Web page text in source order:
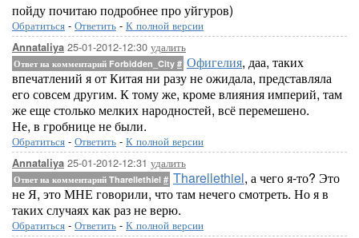
пойду почитаю подробнее про уйгуров)
Обратиться - Ответить - К полной версии
Annataliya 25-01-2012-12:30 удалить
Ответ на комментарий Forbidden_City # Офигелия, даа, таких
впечатлений я от Китая ни разу не ожидала, представляла
его совсем другим. К тому же, кроме влияния империй, там
же еще столько мелких народностей, всё перемешено.
Не, в гробнице не были.
Обратиться - Ответить - К полной версии
Annataliya 25-01-2012-12:31 удалить
Ответ на комментарий Tharellethiel # Tharellethiel, а чего я-то? Это
не Я, это МНЕ говорили, что там нечего смотреть. Но я в
таких случаях как раз не верю.
Обратиться - Ответить - К полной версии